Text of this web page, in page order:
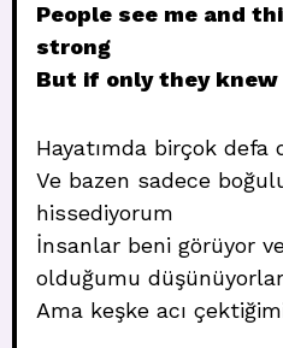
People see me and
strong
But if only they
Hayatımda birçok defa
Ve bazen sadece
hissediyorum
İnsanlar beni görüyor
olduğumu düşünüyorlar
Ama keşke acı